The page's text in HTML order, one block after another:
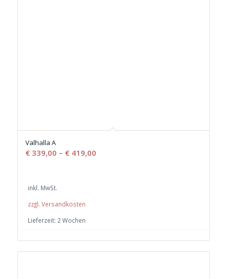
Valhalla A
€339,00 – €419,00
inkl. MwSt.
zzgl. Versandkosten
Lieferzeit: 2 Wochen